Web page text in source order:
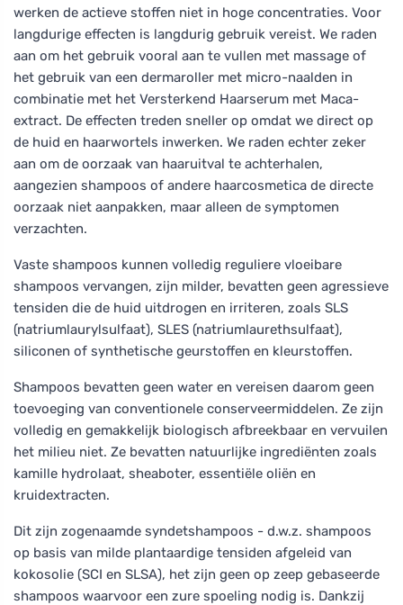
werken de actieve stoffen niet in hoge concentraties. Voor
langdurige effecten is langdurig gebruik vereist. We raden
aan om het gebruik vooral aan te vullen met massage of
het gebruik van een dermaroller met micro-naalden in
combinatie met het Versterkend Haarserum met Maca-
extract. De effecten treden sneller op omdat we direct op
de huid en haarwortels inwerken. We raden echter zeker
aan om de oorzaak van haaruitval te achterhalen,
aangezien shampoos of andere haarcosmetica de directe
oorzaak niet aanpakken, maar alleen de symptomen
verzachten.
Vaste shampoos kunnen volledig reguliere vloeibare
shampoos vervangen, zijn milder, bevatten geen agressieve
tensiden die de huid uitdrogen en irriteren, zoals SLS
(natriumlaurylsulfaat), SLES (natriumlaurethsulfaat),
siliconen of synthetische geurstoffen en kleurstoffen.
Shampoos bevatten geen water en vereisen daarom geen
toevoeging van conventionele conserveermiddelen. Ze zijn
volledig en gemakkelijk biologisch afbreekbaar en vervuilen
het milieu niet. Ze bevatten natuurlijke ingrediënten zoals
kamille hydrolaat, sheaboter, essentiële oliën en
kruidextracten.
Dit zijn zogenaamde syndetshampoos - d.w.z. shampoos
op basis van milde plantaardige tensiden afgeleid van
kokosolie (SCI en SLSA), het zijn geen op zeep gebaseerde
shampoos waarvoor een zure spoeling nodig is. Dankzij